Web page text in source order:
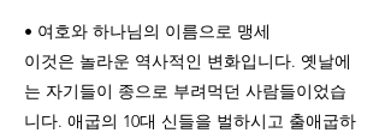
• 여호와 하나님의 이름으로 맹세
이것은 놀라운 역사적인 변화입니다. 옛날에
는 자기들이 종으로 부려먹던 사람들이었습
니다. 애굽의 10대 신들을 벌하시고 출애굽하